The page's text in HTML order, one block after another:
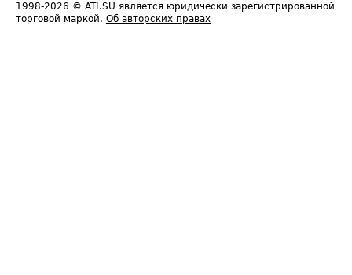
1998-2026 © ATI.SU является юридически зарегистрированной
торговой маркой. Об авторских правах